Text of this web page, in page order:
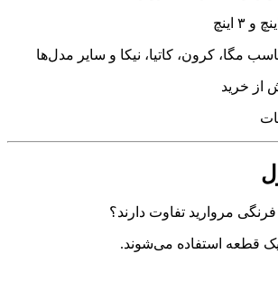
مگا، کرون، کاتیا، نیکا و سایر مدل‌ها
از خرید
مروارید تفاوت دارند؟
یک قطعه استفاده می‌شوند.